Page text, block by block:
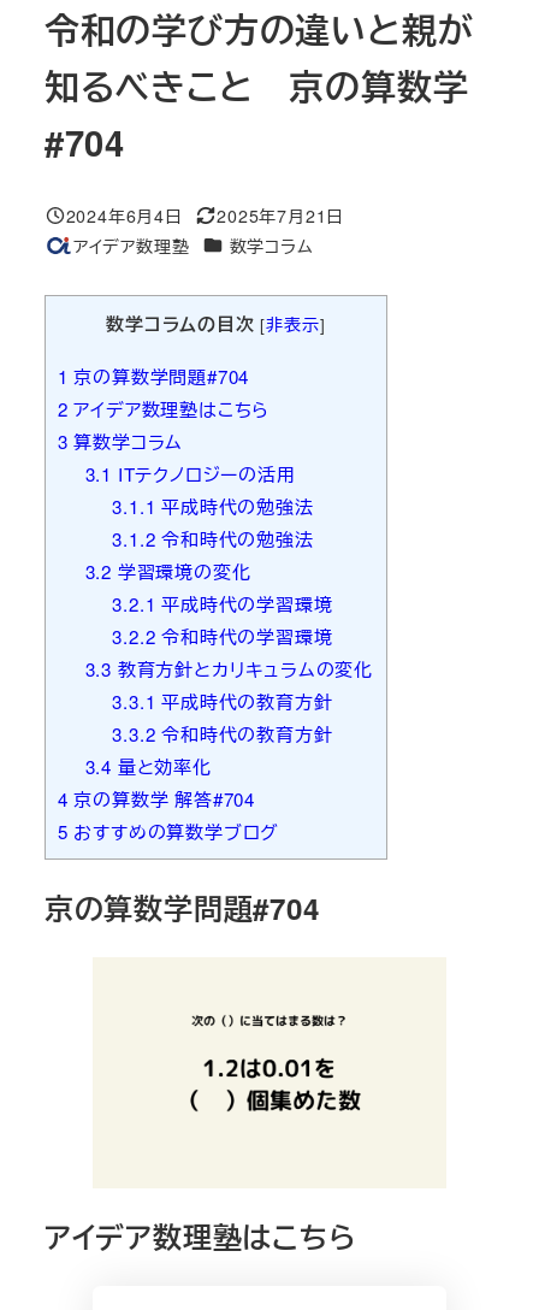
令和の学び方の違いと親が
知るべきこと 京の算数学
#704
投稿日
2024年6月4日
更新日
2025年7月21日
著
アイデア数理塾 カテゴリー
数学コラム
数学コラムの目次 [非表示]
1 京の算数学問題#704
2 アイデア数理塾はこちら
3 算数学コラム
3.1 ITテクノロジーの活用
3.1.1 平成時代の勉強法
3.1.2 令和時代の勉強法
3.2 学習環境の変化
3.2.1 平成時代の学習環境
3.2.2 令和時代の学習環境
3.3 教育方針とカリキュラムの変化
3.3.1 平成時代の教育方針
3.3.2 令和時代の教育方針
3.4 量と効率化
4 京の算数学 解答#704
5 おすすめの算数学ブログ
京の算数学問題#704
アイデア数理塾はこちら